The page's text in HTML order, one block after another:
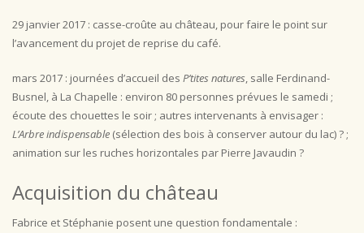
29 janvier 2017 : casse-croûte au château, pour faire le point sur
l’avancement du projet de reprise du café.
mars 2017 : journées d’accueil des P’tites natures, salle Ferdinand-
Busnel, à La Chapelle : environ 80 personnes prévues le samedi ;
écoute des chouettes le soir ; autres intervenants à envisager :
L’Arbre indispensable (sélection des bois à conserver autour du lac) ? ;
animation sur les ruches horizontales par Pierre Javaudin ?
Acquisition du château
Fabrice et Stéphanie posent une question fondamentale :